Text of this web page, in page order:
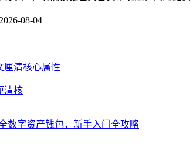
2026-08-04
清核